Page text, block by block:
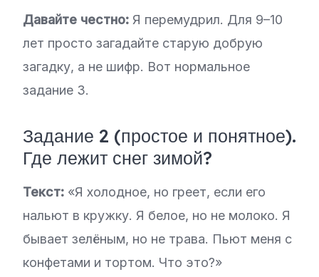
Давайте честно: Я перемудрил. Для 9–10
лет просто загадайте старую добрую
загадку, а не шифр. Вот нормальное
задание 3.
Задание 2 (простое и понятное).
Где лежит снег зимой?
Текст: «Я холодное, но греет, если его
нальют в кружку. Я белое, но не молоко. Я
бывает зелёным, но не трава. Пьют меня с
конфетами и тортом. Что это?»